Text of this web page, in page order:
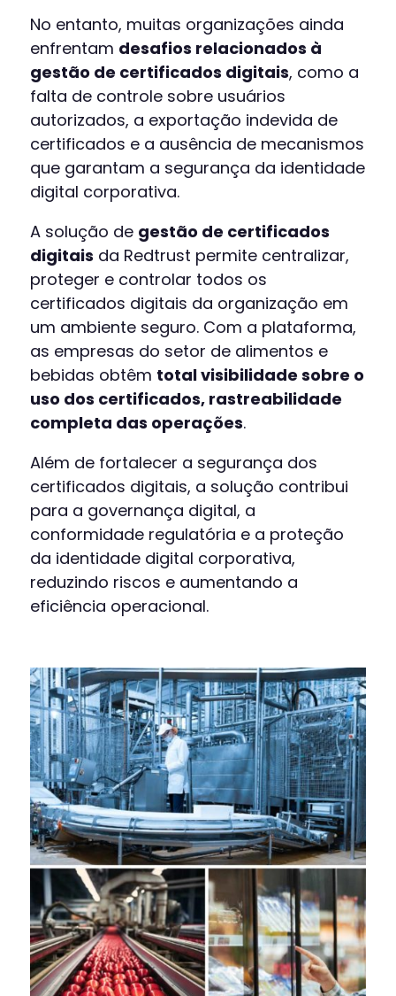
No entanto, muitas organizações ainda
enfrentam desafios relacionados à
gestão de certificados digitais, como a
falta de controle sobre usuários
autorizados, a exportação indevida de
certificados e a ausência de mecanismos
que garantam a segurança da identidade
digital corporativa.
A solução de gestão de certificados
digitais da Redtrust permite centralizar,
proteger e controlar todos os
certificados digitais da organização em
um ambiente seguro. Com a plataforma,
as empresas do setor de alimentos e
bebidas obtêm total visibilidade sobre o
uso dos certificados, rastreabilidade
completa das operações.
Além de fortalecer a segurança dos
certificados digitais, a solução contribui
para a governança digital, a
conformidade regulatória e a proteção
da identidade digital corporativa,
reduzindo riscos e aumentando a
eficiência operacional.